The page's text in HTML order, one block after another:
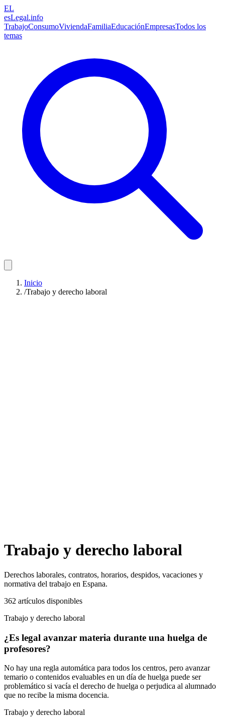
EL
esLegal.info
TrabajoConsumoViviendaFamiliaEducaciónEmpresasTodos los
temas
Inicio
/Trabajo y derecho laboral
Trabajo y derecho laboral
Derechos laborales, contratos, horarios, despidos, vacaciones y
normativa del trabajo en Espana.
362 artículos disponibles
Trabajo y derecho laboral
¿Es legal avanzar materia durante una huelga de
profesores?
No hay una regla automática para todos los centros, pero avanzar
temario o contenidos evaluables en un día de huelga puede ser
problemático si vacía el derecho de huelga o perjudica al alumnado
que no recibe la misma docencia.
Trabajo y derecho laboral